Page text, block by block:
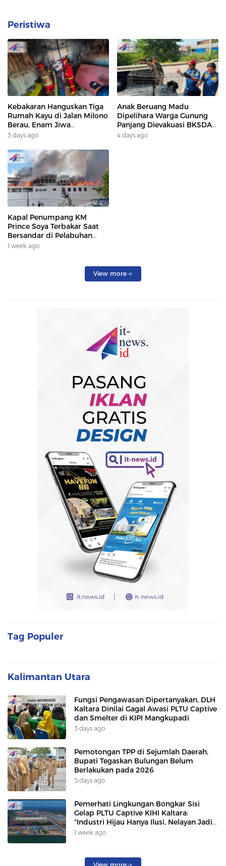
Peristiwa
Kebakaran Hanguskan Tiga
Rumah Kayu di Jalan Milono
Berau, Enam Jiwa
Terdampak
3 days ago
Anak Beruang Madu
Dipelihara Warga Gunung
Panjang Dievakuasi BKSDA
Dan DAMKAR
4 days ago
Kapal Penumpang KM
Prince Soya Terbakar Saat
Bersandar di Pelabuhan
Samarinda, Keberangkatan
1 week ago
View more
Tag Populer
Kalimantan Utara
Fungsi Pengawasan Dipertanyakan, DLH
Kaltara Dinilai Gagal Awasi PLTU Captive
dan Smelter di KIPI Mangkupadi
3 days ago
Pemotongan TPP di Sejumlah Daerah,
Bupati Tegaskan Bulungan Belum
Berlakukan pada 2026
5 days ago
Pemerhati Lingkungan Bongkar Sisi
Gelap PLTU Captive KIHI Kaltara:
“Industri Hijau Hanya Ilusi, Nelayan Jadi
Korban”
1 week ago